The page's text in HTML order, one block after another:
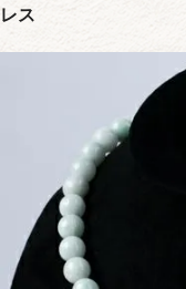
レス